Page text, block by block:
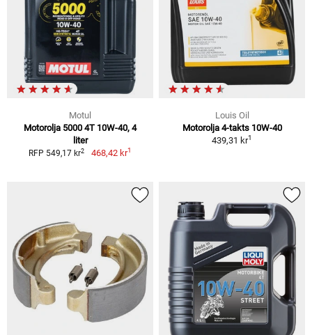
Motul
Motorolja 5000 4T 10W-40, 4
liter
RFP 549,17 kr2 468,42 kr1
Louis Oil
Motorolja 4-takts 10W-40
439,31 kr1